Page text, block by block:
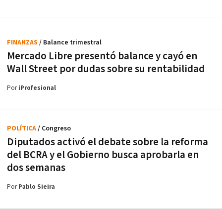
Mercado Libre presentó balance y cayó en
Wall Street por dudas sobre su rentabilidad
FINANZAS / Balance trimestral
PoriProfesional
Diputados activó el debate sobre la reforma
del BCRA y el Gobierno busca aprobarla en
dos semanas
POLÍTICA/ Congreso
PorPablo Sieira